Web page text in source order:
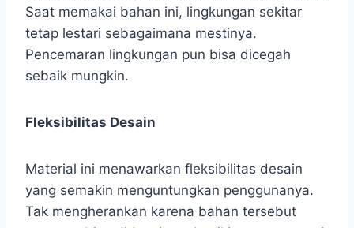
Saat memakai bahan ini, lingkungan sekitar
tetap lestari sebagaimana mestinya.
Pencemaran lingkungan pun bisa dicegah
sebaik mungkin.
Fleksibilitas Desain
Material ini menawarkan fleksibilitas desain
yang semakin menguntungkan penggunanya.
Tak mengherankan karena bahan tersebut